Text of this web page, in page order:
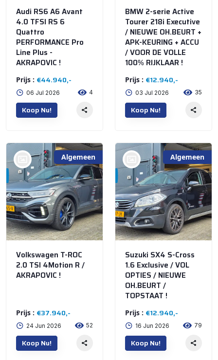
Audi RS6 A6 Avant
4.0 TFSI RS 6
Quattro
PERFORMANCE Pro
Line Plus -
AKRAPOVIC !
Prijs : €44.940,-
06 Jul 2026 4
Koop Nu!
BMW 2-serie Active
Tourer 218i Executive
/ NIEUWE OH.BEURT +
APK-KEURING + ACCU
/ VOOR DE VOLLE
100% RIJKLAAR !
Prijs : €12.940,-
03 Jul 2026 35
Koop Nu!
Algemeen
Volkswagen T-ROC
2.0 TSI 4Motion R /
AKRAPOVIC !
Prijs : €37.940,-
24 Jun 2026 52
Koop Nu!
Algemeen
Suzuki SX4 S-Cross
1.6 Exclusive / VOL
OPTIES / NIEUWE
OH.BEURT /
TOPSTAAT !
Prijs : €12.940,-
16 Jun 2026 79
Koop Nu!